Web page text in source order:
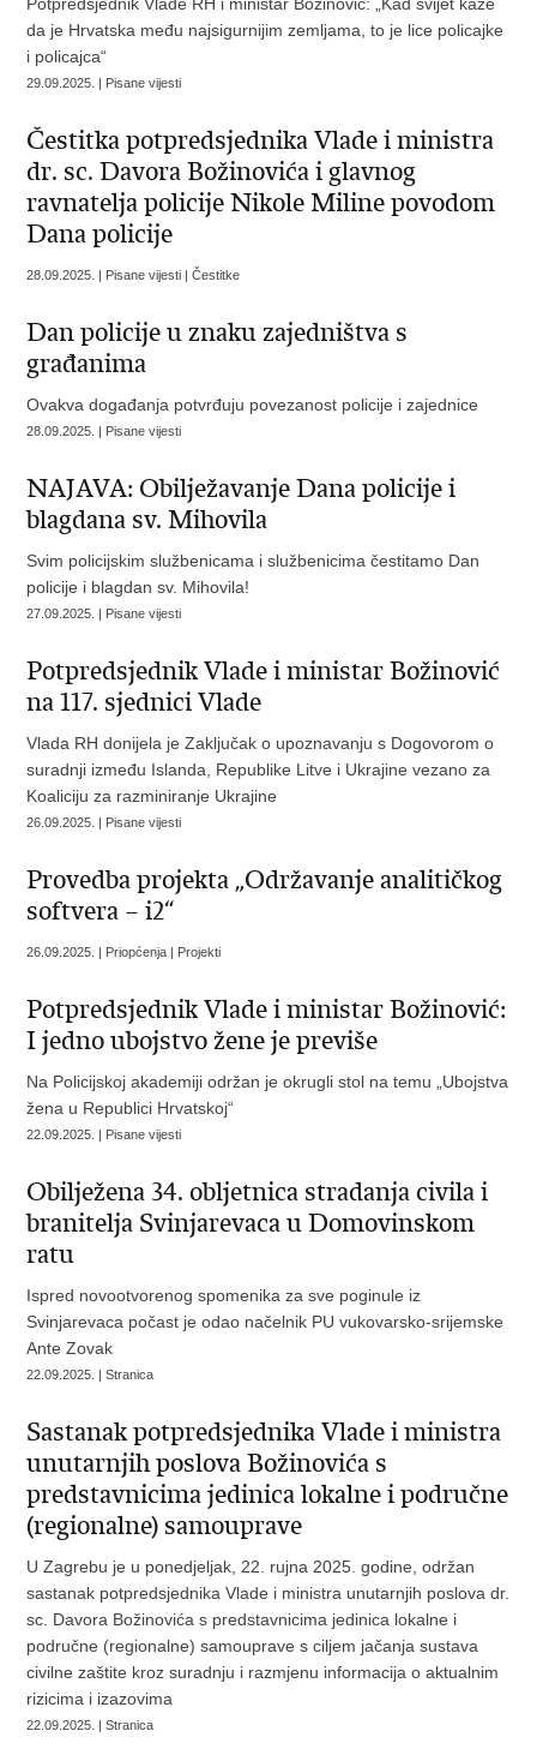
da je Hrvatska među najsigurnijim zemljama, to je lice policajke
i policajca“
29.09.2025. | Pisane vijesti
Čestitka potpredsjednika Vlade i ministra
dr. sc. Davora Božinovića i glavnog
ravnatelja policije Nikole Miline povodom
Dana policije
28.09.2025. | Pisane vijesti | Čestitke
Dan policije u znaku zajedništva s
građanima
Ovakva događanja potvrđuju povezanost policije i zajednice
28.09.2025. | Pisane vijesti
NAJAVA: Obilježavanje Dana policije i
blagdana sv. Mihovila
Svim policijskim službenicama i službenicima čestitamo Dan
policije i blagdan sv. Mihovila!
27.09.2025. | Pisane vijesti
Potpredsjednik Vlade i ministar Božinović
na 117. sjednici Vlade
Vlada RH donijela je Zaključak o upoznavanju s Dogovorom o
suradnji između Islanda, Republike Litve i Ukrajine vezano za
Koaliciju za razminiranje Ukrajine
26.09.2025. | Pisane vijesti
Provedba projekta „Održavanje analitičkog
softvera – i2“
26.09.2025. | Priopćenja | Projekti
Potpredsjednik Vlade i ministar Božinović:
I jedno ubojstvo žene je previše
Na Policijskoj akademiji održan je okrugli stol na temu „Ubojstva
žena u Republici Hrvatskoj“
22.09.2025. | Pisane vijesti
Obilježena 34. obljetnica stradanja civila i
branitelja Svinjarevaca u Domovinskom
ratu
Ispred novootvorenog spomenika za sve poginule iz
Svinjarevaca počast je odao načelnik PU vukovarsko-srijemske
Ante Zovak
22.09.2025. | Stranica
Sastanak potpredsjednika Vlade i ministra
unutarnjih poslova Božinovića s
predstavnicima jedinica lokalne i područne
(regionalne) samouprave
U Zagrebu je u ponedjeljak, 22. rujna 2025. godine, održan
sastanak potpredsjednika Vlade i ministra unutarnjih poslova dr.
sc. Davora Božinovića s predstavnicima jedinica lokalne i
područne (regionalne) samouprave s ciljem jačanja sustava
civilne zaštite kroz suradnju i razmjenu informacija o aktualnim
rizicima i izazovima
22.09.2025. | Stranica